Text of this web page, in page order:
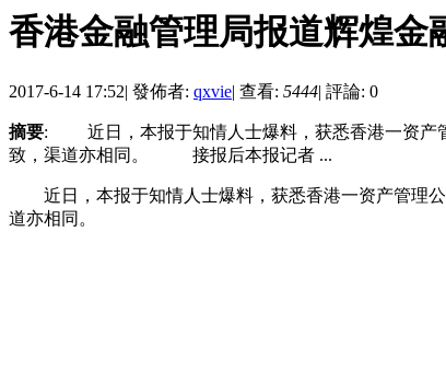
香港金融管理局报道辉煌金
2017-6-14 17:52| 發佈者: qxvie| 查看: 5444| 評論: 0
摘要: 近日，本报于知情人士爆料，获悉香港一资产管
致，渠道亦相同。 ​ 接报后本报记者 ...
近日，本报于知情人士爆料，获悉香港一资产管理公
道亦相同。